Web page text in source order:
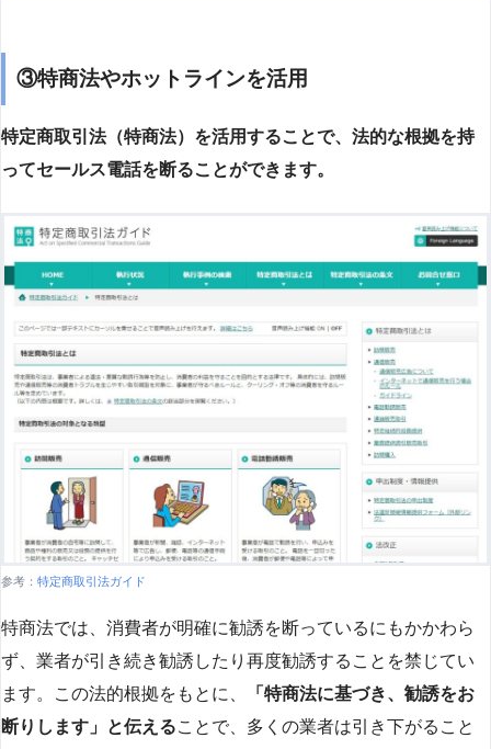
③特商法やホットラインを活用
特定商取引法（特商法）を活用することで、法的な根拠を持
ってセールス電話を断ることができます。
参考： 特定商取引法ガイド
特商法では、消費者が明確に勧誘を断っているにもかかわら
ず、業者が引き続き勧誘したり再度勧誘することを禁じてい
ます。この法的根拠をもとに、
「特商法に基づき、勧誘をお
断りします」と伝えることで、多くの業者は引き下がること